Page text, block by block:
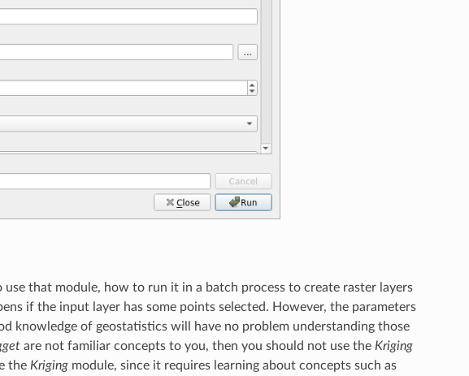
that module, how to run it in a batch process to create raster layers
if the input layer has some points selected. However, the parameters
knowledge of geostatistics will have no problem understanding those
are not familiar concepts to you, then you should not use the Kriging
the Krigingmodule, since it requires learning about concepts such as